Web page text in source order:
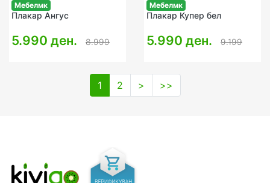
Мебелмк
Плакар Ангус
5.990 ден. 8.999
Мебелмк
Плакар Купер бел
5.990 ден. 9.199
1 2 > >>